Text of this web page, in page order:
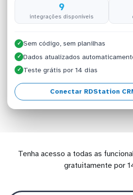
9
integrações disponíveis
✓ Sem código, sem planilhas
✓ Dados atualizados
✓ Teste grátis por 14 dias
Conectar RDStation
Tenha acesso a todas as
gratuitamente por